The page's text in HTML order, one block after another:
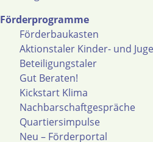
Förderprogramme
Förderbaukasten
Aktionstaler Kinder- und
Beteiligungstaler
Gut Beraten!
Kickstart Klima
Nachbarschaftgespräche
Quartiersimpulse
Neu – Förderportal